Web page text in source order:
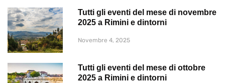
Tutti gli eventi del mese di novembre
2025 a Rimini e dintorni
Novembre 4, 2025
Tutti gli eventi del mese di ottobre
2025 a Rimini e dintorni